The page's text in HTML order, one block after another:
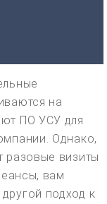
на
ПО УСУ для
Однако,
разовые визиты
вам
подход к